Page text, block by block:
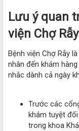
Lưu ý quan
viện Chợ Rẫy
Bệnh viện Chợ Rẫy
nhân đến khám
nhắc dành cả ngày
Trước các
khám tuyệt
trong khoa